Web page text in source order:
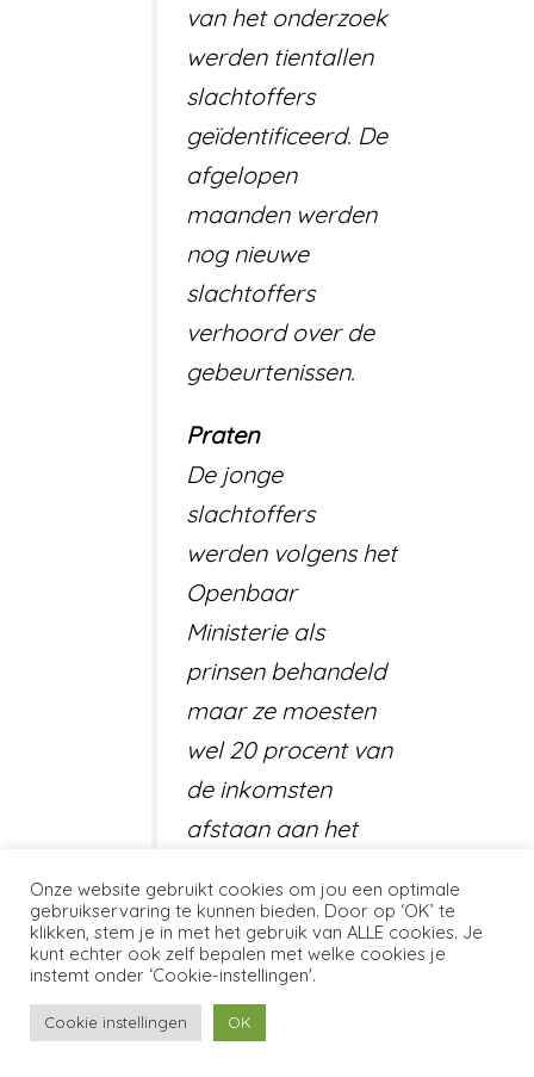
van het onderzoek
werden tientallen
slachtoffers
geïdentificeerd. De
afgelopen
maanden werden
nog nieuwe
slachtoffers
verhoord over de
gebeurtenissen.
Praten
De jonge
slachtoffers
werden volgens het
Openbaar
Ministerie als
prinsen behandeld
maar ze moesten
wel 20 procent van
de inkomsten
afstaan aan het
OM willen veel van
de jongens liever
niet praten over
wat er is gebeurd:
Onze website gebruikt cookies om jou een optimale
gebruikservaring te kunnen bieden. Door op ‘OK’ te
klikken, stem je in met het gebruik van ALLE cookies. Je
kunt echter ook zelf bepalen met welke cookies je
instemt onder ‘Cookie-instellingen'.
Cookie instellingen OK